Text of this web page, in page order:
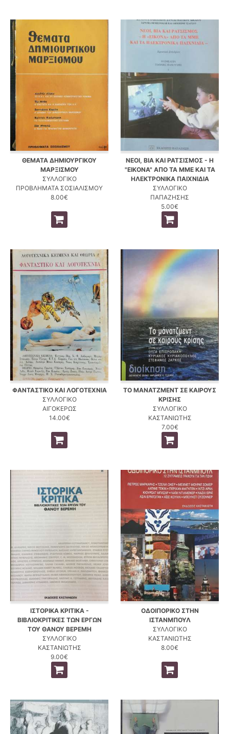
ΘΕΜΑΤΑ ΔΗΜΙΟΥΡΓΙΚΟΥ
ΜΑΡΞΙΣΜΟΥ
ΣΥΛΛΟΓΙΚΟ
ΠΡΟΒΛΗΜΑΤΑ ΣΟΣΙΑΛΙΣΜΟΥ
8.00€
ΝΕΟΙ, ΒΙΑ ΚΑΙ ΡΑΤΣΙΣΜΟΣ - Η
"ΕΙΚΟΝΑ" ΑΠΟ ΤΑ ΜΜΕ ΚΑΙ ΤΑ
ΗΛΕΚΤΡΟΝΙΚΑ ΠΑΙΧΝΙΔΙΑ
ΣΥΛΛΟΓΙΚΟ
ΠΑΠΑΖΗΣΗΣ
5.00€
ΦΑΝΤΑΣΤΙΚΟ ΚΑΙ ΛΟΓΟΤΕΧΝΙΑ
ΣΥΛΛΟΓΙΚΟ
ΑΙΓΟΚΕΡΩΣ
14.00€
ΤΟ ΜΑΝΑΤΖΜΕΝΤ ΣΕ ΚΑΙΡΟΥΣ
ΚΡΙΣΗΣ
ΣΥΛΛΟΓΙΚΟ
ΚΑΣΤΑΝΙΩΤΗΣ
7.00€
ΙΣΤΟΡΙΚΑ ΚΡΙΤΙΚΑ -
ΒΙΒΛΙΟΚΡΙΤΙΚΕΣ ΤΩΝ ΕΡΓΩΝ
ΤΟΥ ΘΑΝΟΥ ΒΕΡΕΜΗ
ΣΥΛΛΟΓΙΚΟ
ΚΑΣΤΑΝΙΩΤΗΣ
9.00€
ΟΔΟΙΠΟΡΙΚΟ ΣΤΗΝ
ΙΣΤΑΝΜΠΟΥΛ
ΣΥΛΛΟΓΙΚΟ
ΚΑΣΤΑΝΙΩΤΗΣ
8.00€